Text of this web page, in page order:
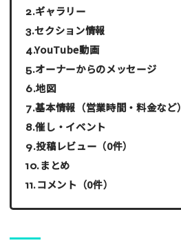
ギャラリー
セクション情報
YouTube動画
オーナーからのメッセージ
地図
基本情報（営業時間・料金など）
催し・イベント
投稿レビュー（0件）
まとめ
コメント（0件）